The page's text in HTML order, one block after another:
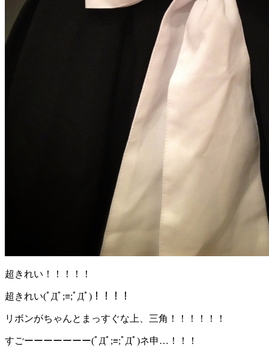
超きれい！！！！！
超きれい(ﾟДﾟ;≡;ﾟДﾟ)！！！！
リボンがちゃんとまっすぐな上、三角！！！！！！
すごーーーーーーー(ﾟДﾟ;≡;ﾟДﾟ)ネ申…！！！